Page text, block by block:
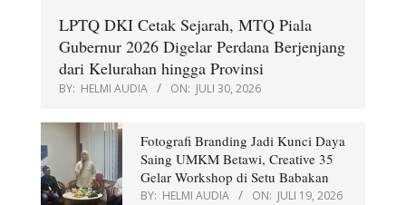
LPTQ DKI Cetak Sejarah, MTQ Piala
Gubernur 2026 Digelar Perdana Berjenjang
dari Kelurahan hingga Provinsi
BY: HELMI AUDIA ON: JULI 30, 2026
Fotografi Branding Jadi Kunci Daya
Saing UMKM Betawi, Creative 35
Gelar Workshop di Setu Babakan
BY: HELMI AUDIA ON: JULI 19, 2026